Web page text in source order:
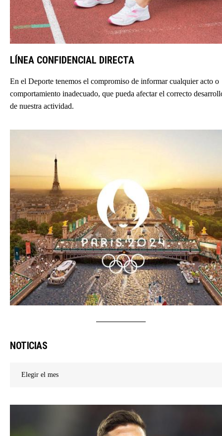
LÍNEA CONFIDENCIAL DIRECTA
En el Deporte tenemos el compromiso de informar cualquier acto o
comportamiento inadecuado, que pueda afectar el correcto
de nuestra actividad.
NOTICIAS